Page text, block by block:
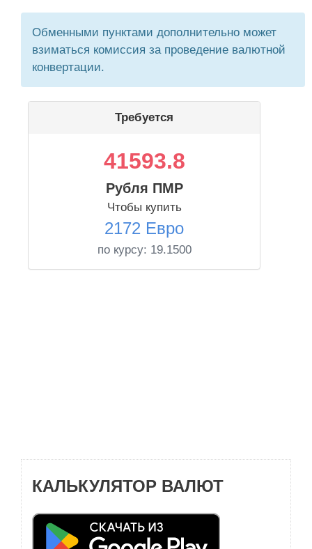
Обменными пунктами дополнительно может
взиматься комиссия за проведение валютной
конвертации.
Требуется
41593.8
Рубля ПМР
Чтобы купить
2172 Евро
по курсу: 19.1500
КАЛЬКУЛЯТОР ВАЛЮТ